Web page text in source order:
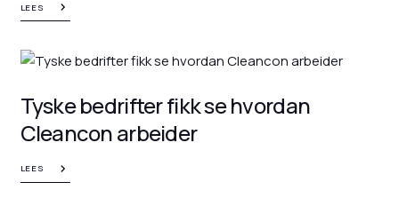
LEES
Tyske bedrifter fikk se hvordan
Cleancon arbeider
LEES